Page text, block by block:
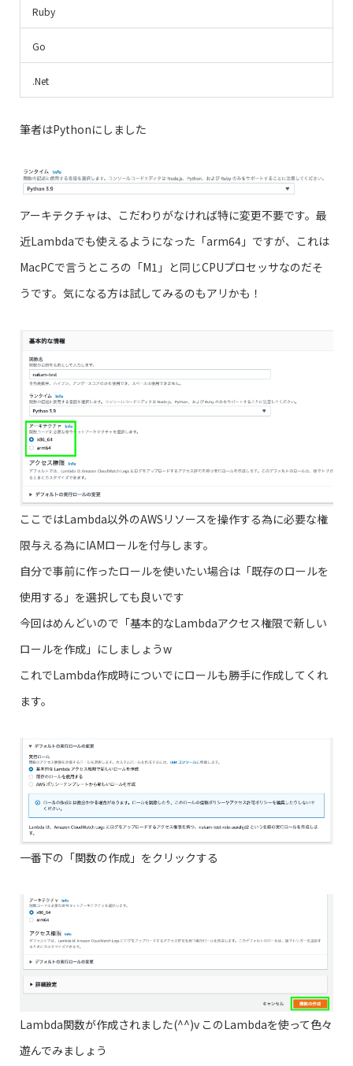
Ruby
Go
.Net
筆者はPythonにしました
アーキテクチャは、こだわりがなければ特に変更不要です。最
近Lambdaでも使えるようになった「arm64」ですが、これは
MacPCで言うところの「M1」と同じCPUプロセッサなのだそ
うです。気になる方は試してみるのもアリかも！
ここではLambda以外のAWSリソースを操作する為に必要な権
限与える為にIAMロールを付与します。
自分で事前に作ったロールを使いたい場合は「既存のロールを
使用する」を選択しても良いです
今回はめんどいので「基本的なLambdaアクセス権限で新しい
ロールを作成」にしましょうw
これでLambda作成時についでにロールも勝手に作成してくれ
ます。
一番下の「関数の作成」をクリックする
Lambda関数が作成されました(^^)v このLambdaを使って色々
遊んでみましょう